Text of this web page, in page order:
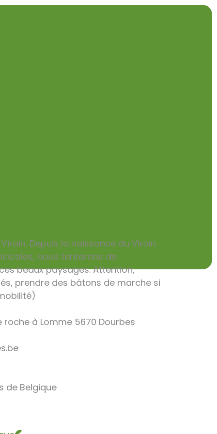
Depuis la naissance du Viroin
nous tenterons de
beaux paysages. Attention,
prendre des bâtons de marche si
roche à Lomme 5670 Dourbes
de Belgique